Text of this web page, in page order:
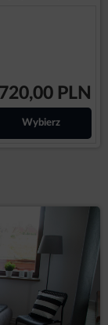
i
2016 r. w
z
oraz uchylenia
o
usług:
dane
na
podstronach;
720,00 PLN
Wybierz